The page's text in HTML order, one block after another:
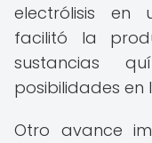
electrólisis en
facilitó la
sustancias
posibilidades en
Otro avance